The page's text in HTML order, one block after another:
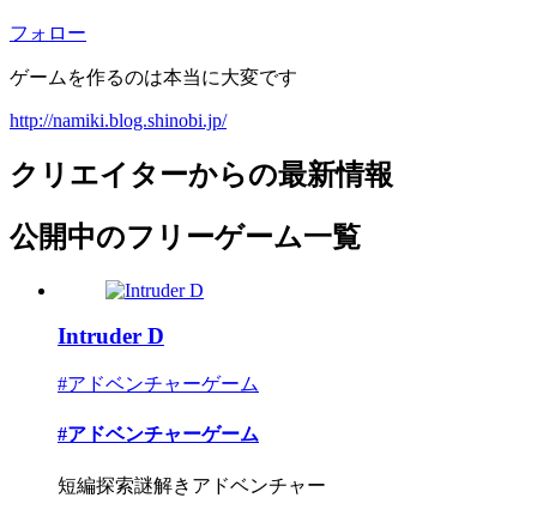
フォロー
ゲームを作るのは本当に大変です
http://namiki.blog.shinobi.jp/
クリエイターからの最新情報
公開中のフリーゲーム一覧
Intruder D
#アドベンチャーゲーム
#アドベンチャーゲーム
短編探索謎解きアドベンチャー